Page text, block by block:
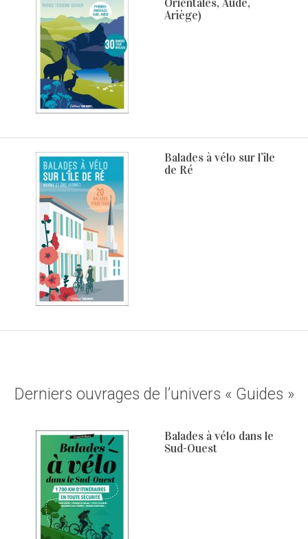
Ariège)
Balades à vélo sur l’île
de Ré
Derniers ouvrages de l’univers « Guides »
Balades à vélo dans le
Sud-Ouest